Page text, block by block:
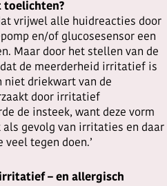
toelichten?
vrijwel alle huidreacties door
en/of glucosesensor een
Maar door het stellen van de
de meerderheid irritatief is
niet driekwart van de
door irritatief
de insteek, want deze vorm
gevolg van irritaties en daar
tegen doen.’
– en allergisch